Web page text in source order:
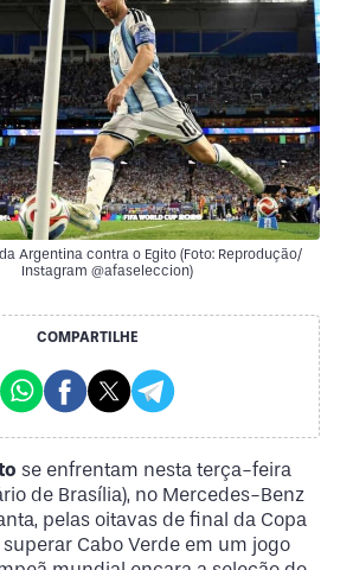
Argentina contra o Egito (Foto: Reprodução/
Instagram @afaseleccion)
COMPARTILHE
se enfrentam nesta terça-feira
de Brasília), no Mercedes-Benz
pelas oitavas de final da Copa
Cabo Verde em um jogo